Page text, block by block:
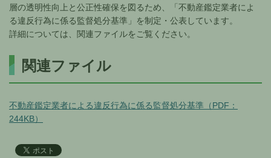
層の透明性向上と公正性確保を図るため、「不動産鑑定業者によ
る違反行為に係る監督処分基準」を制定・公表しています。
詳細については、関連ファイルをご覧ください。
関連ファイル
不動産鑑定業者による違反行為に係る監督処分基準（PDF：
244KB）